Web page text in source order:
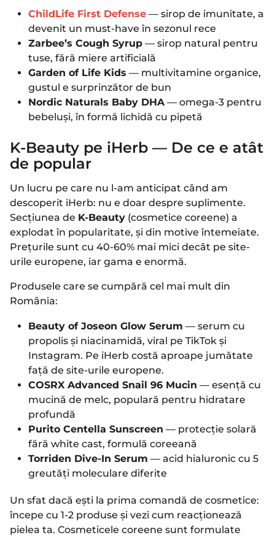
ChildLife First Defense — sirop de imunitate, a
devenit un must-have în sezonul rece
Zarbee’s Cough Syrup — sirop natural pentru
tuse, fără miere artificială
Garden of Life Kids — multivitamine organice,
gustul e surprinzător de bun
Nordic Naturals Baby DHA — omega-3 pentru
bebeluși, în formă lichidă cu pipetă
K-Beauty pe iHerb — De ce e atât
de popular
Un lucru pe care nu l-am anticipat când am
descoperit iHerb: nu e doar despre suplimente.
Secțiunea de K-Beauty (cosmetice coreene) a
explodat în popularitate, și din motive întemeiate.
Prețurile sunt cu 40-60% mai mici decât pe site-
urile europene, iar gama e enormă.
Produsele care se cumpără cel mai mult din
România:
Beauty of Joseon Glow Serum — serum cu
propolis și niacinamidă, viral pe TikTok și
Instagram. Pe iHerb costă aproape jumătate
față de site-urile europene.
COSRX Advanced Snail 96 Mucin — esență cu
mucină de melc, populară pentru hidratare
profundă
Purito Centella Sunscreen — protecție solară
fără white cast, formulă coreeană
Torriden Dive-In Serum — acid hialuronic cu 5
greutăți moleculare diferite
Un sfat dacă ești la prima comandă de cosmetice:
începe cu 1-2 produse și vezi cum reacționează
pielea ta. Cosmeticele coreene sunt formulate